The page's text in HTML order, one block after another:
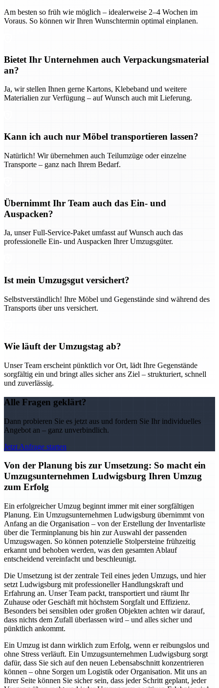
Am besten so früh wie möglich – idealerweise 2–4 Wochen im
Voraus. So können wir Ihren Wunschtermin optimal einplanen.
Bietet Ihr Unternehmen auch Verpackungsmaterial
an?
Ja, wir stellen Ihnen gerne Kartons, Klebeband und weitere
Materialien zur Verfügung – auf Wunsch auch mit Lieferung.
Kann ich auch nur Möbel transportieren lassen?
Natürlich! Wir übernehmen auch Teilumzüge oder einzelne
Transporte – ganz nach Ihrem Bedarf.
Übernimmt Ihr Team auch das Ein- und
Auspacken?
Ja, unser Full-Service-Paket umfasst auf Wunsch auch das
professionelle Ein- und Auspacken Ihrer Umzugsgüter.
Ist mein Umzugsgut versichert?
Selbstverständlich! Ihre Möbel und Gegenstände sind während des
Transports über uns versichert.
Wie läuft der Umzugstag ab?
Unser Team erscheint pünktlich vor Ort, lädt Ihre Gegenstände
sorgfältig ein und bringt alles sicher ans Ziel – strukturiert, schnell
und zuverlässig.
Alle Fragen geklärt?
Dann probieren Sie es jetzt aus und fordern Sie Ihr individuelles
Angebot an – ganz unverbindlich.
Jetzt Anfrage starten
Von der Planung bis zur Umsetzung: So macht ein
Umzugsunternehmen Ludwigsburg Ihren Umzug
zum Erfolg
Ein erfolgreicher Umzug beginnt immer mit einer sorgfältigen
Planung. Ein Umzugsunternehmen Ludwigsburg übernimmt von
Anfang an die Organisation – von der Erstellung der Inventarliste
über die Terminplanung bis hin zur Auswahl der passenden
Umzugswagen. So können potenzielle Stolpersteine frühzeitig
erkannt und behoben werden, was den gesamten Ablauf
entscheidend vereinfacht und beschleunigt.
Die Umsetzung ist der zentrale Teil eines jeden Umzugs, und hier
setzt Ludwigsburg mit professioneller Handlungskraft und
Erfahrung an. Unser Team packt, transportiert und räumt Ihr
Zuhause oder Geschäft mit höchstem Sorgfalt und Effizienz.
Besonders bei sensiblen oder großen Objekten achten wir darauf,
dass nichts dem Zufall überlassen wird – und alles sicher und
pünktlich ankommt.
Ein Umzug ist dann wirklich zum Erfolg, wenn er reibungslos und
ohne Stress verläuft. Ein Umzugsunternehmen Ludwigsburg sorgt
dafür, dass Sie sich auf den neuen Lebensabschnitt konzentrieren
können – ohne Sorgen um Logistik oder Organisation. Mit uns an
Ihrer Seite können Sie sicher sein, dass jeder Schritt geplant, jeder